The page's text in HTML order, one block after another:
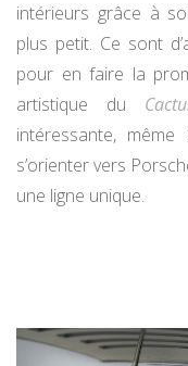
intérieurs grâce à
plus petit. Ce sont
pour en faire la
artistique du
intéressante,
s’orienter vers
une ligne unique.